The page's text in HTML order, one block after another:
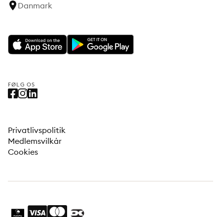
Danmark
FØLG OS
Privatlivspolitik
Medlemsvilkår
Cookies